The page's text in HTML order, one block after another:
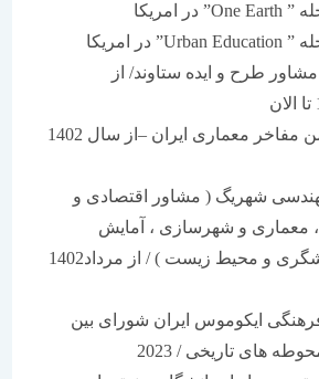
و ایده ستاوند/ از
عضو فعال انجمن مفاخر معماری ایران –از سال 1402
( مشاور اقتصادی و
و شهرسازی ، آمایش
سرزمین ، گردشگری و محیط زیست ) / از مرداد1402
ایران شورای بین
تاریخی / 2023